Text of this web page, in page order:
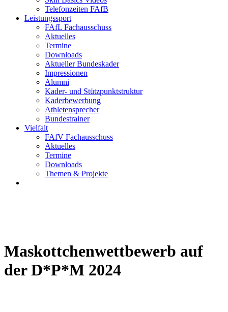
Telefonzeiten FAfB
Leistungssport
FAfL Fachausschuss
Aktuelles
Termine
Downloads
Aktueller Bundeskader
Impressionen
Alumni
Kader- und Stützpunktstruktur
Kaderbewerbung
Athletensprecher
Bundestrainer
Vielfalt
FAfV Fachausschuss
Aktuelles
Termine
Downloads
Themen & Projekte
Maskottchenwettbewerb auf
der D*P*M 2024